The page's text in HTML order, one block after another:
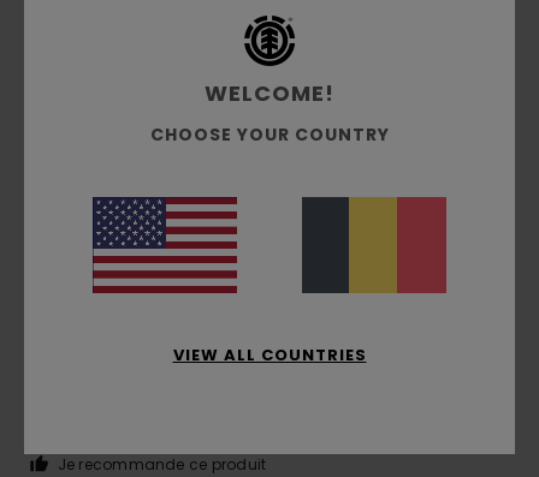
/5
Coupe intemporelle Lumineux et doux
5
Je recommande ce produit
WELCOME!
CHOOSE YOUR COUNTRY
VIEW ALL COUNTRIES